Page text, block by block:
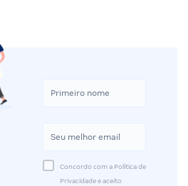
Concordo com a Política de
Privacidade e aceito